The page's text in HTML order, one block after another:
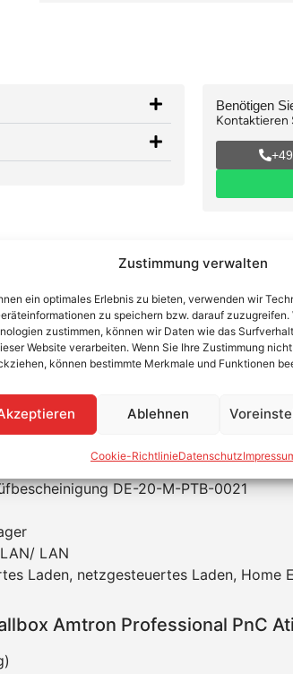
Zustimmung verwalten
ein optimales Erlebnis zu bieten, verwenden wir
zu speichern bzw. darauf zuzugreifen.
zustimmen, können wir Daten wie das
Website verarbeiten. Wenn Sie Ihre Zustimmung
können bestimmte Merkmale und Funktionen
Ablehnen
Cookie-RichtlinieDatenschutz
Benötigen
Kontaktieren
Professional PnC Ativo
Software-Update 5.22.
Nutzung im halböffentlichen und
ist durch die Lan Schnittstelle
DE-20-M-PTB-0021
LAN
Laden, netzgesteuertes Laden, Home
Amtron Professional PnC